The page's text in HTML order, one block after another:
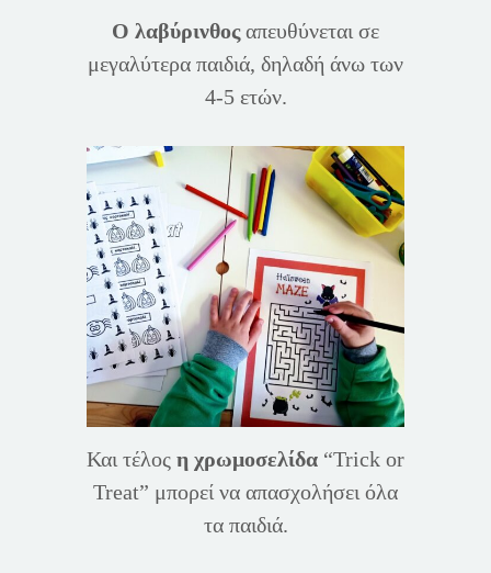
Ο λαβύρινθοςαπευθύνεται σε
μεγαλύτερα παιδιά, δηλαδή άνω των
4-5 ετών.
Και τέλος η χρωμοσελίδα “Trick or
Treat” μπορεί να απασχολήσει όλα
τα παιδιά.